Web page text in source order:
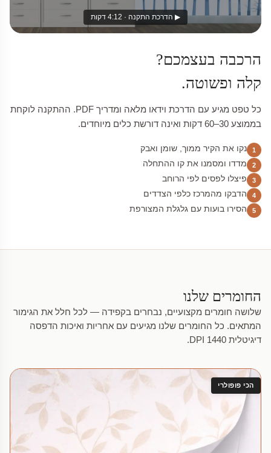
▶ הדרכת התקנה · 4:12 דקות
הרכבה בעצמכם?
קלה ופשוטה.
כל טפט מגיע עם הדרכת וידאו מלאה ומדריך PDF. ההתקנה לוקחת
בממוצע 30–60 דקות ואינה דורשת כלים מיוחדים.
1 נקו את הקיר ממוך, שומן ואבק
2 מדדו ומסמנו את קו ההתחלה
3 פיצלו לפסים לפי הרוחב
4 הדבקו מהמרכז כלפי הצדדים
5 הסירו בועות עם גלגלת המצורפת
החומרים שלנו
שלושה חומרים מקצועיים, נבחרים בקפידה — לכל חלל את הגימור
המתאים. כל החומרים שלנו מגיעים עם אחריות ואיכות הדפסה
דיגיטלית 1440 DPI.
הכי פופולרי